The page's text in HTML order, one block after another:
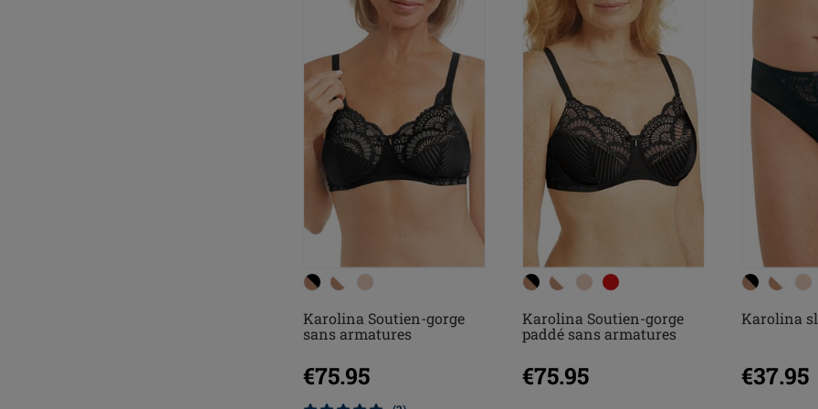
Karolina Soutien-gorge
sans armatures
€75.95
Karolina Soutien-gorge
paddé sans armatures
€75.95
Karolina
€37.95